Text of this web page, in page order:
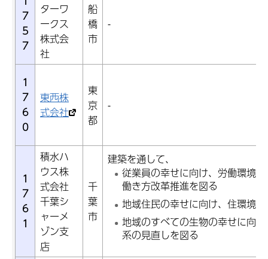
7
5
7
ターワ
ークス
株式会
社
船
橋
市
-
1
7
6
0
東西株
式会社
東
京
都
-
1
7
6
1
積水ハ
ウス株
式会社
千葉シ
ャーメ
ゾン支
店
千
葉
市
建築を通して、
従業員の幸せに向け、労働環境
働き方改革推進を図る
地域住民の幸せに向け、住環境
地域のすべての生物の幸せに向
系の見直しを図る